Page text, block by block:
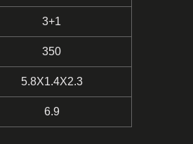
3+1
350
5.8X1.4X2.3
6.9